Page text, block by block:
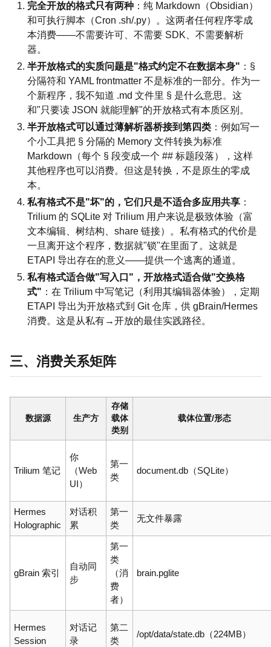
完全开放的格式只有两种：纯 Markdown（Obsidian）
和可执行脚本（Cron .sh/.py）。这两者任何程序零成
本消费——不需要许可、不需要 SDK、不需要解析
器。
半开放格式的实质问题是"格式约定不在数据本身" ：§
分隔符和 YAML frontmatter 不是标准的一部分。作为一
个新程序，我不知道 .md 文件里 § 是什么意思。这
和"只要读 JSON 就能理解"的开放格式有本质区别。
半开放格式可以通过薄解析器桥接到第四类：例如写一
个小工具把 § 分隔的 Memory 文件转换为标准
Markdown（每个 § 段变成一个 ## 标题段落），这样
其他程序也可以消费。但这是转换，不是原生的零成
本。
私有格式不是"坏"的，它们只是不适合多应用共享：
Trilium 的 SQLite 对 Trilium 用户来说是极致体验（富
文本编辑、树结构、share 链接）。私有格式的代价是
一旦离开这个程序，数据就"锁"在里面了。这就是
ETAPI 导出存在的意义——提供一个逃离的通道。
私有格式适合做"写入口"，开放格式适合做"交换格
式" ：在 Trilium 中写笔记（利用其编辑器体验），定期
ETAPI 导出为开放格式到 Git 仓库，供 gBrain/Hermes
消费。这是从私有→开放的最佳实践路径。
三、消费关系矩阵
数据源 生产方
存储
载体
类别
载体位置/形态
Trilium 笔记
你
（Web
UI）
第一
类
document.db（SQLite）
Hermes
Holographic
对话积
累
第一
类
无文件暴露
gBrain 索引
自动同
步
第一
类
（消
费
者）
brain.pglite
Hermes
Session
对话记
录
第二
类
/opt/data/state.db（224MB）